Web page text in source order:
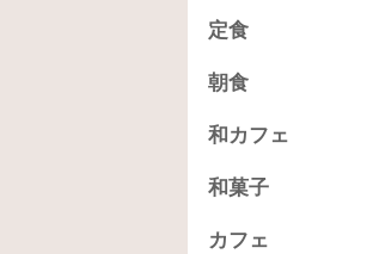
定食
朝食
和カフェ
和菓子
カフェ